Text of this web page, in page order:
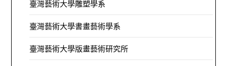
臺灣藝術大學雕塑學系
臺灣藝術大學書畫藝術學系
臺灣藝術大學版畫藝術研究所